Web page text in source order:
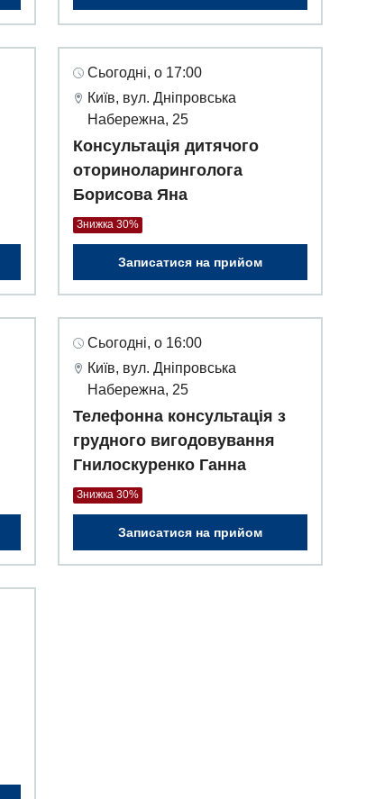
Сьогодні, о 17:00
Київ, вул. Дніпровська
Набережна, 25
Консультація дитячого
оториноларинголога
Борисова Яна
Знижка 30%
Записатися на прийом
Сьогодні, о 16:00
Київ, вул. Дніпровська
Набережна, 25
Телефонна консультація з
грудного вигодовування
Гнилоскуренко Ганна
Знижка 30%
Записатися на прийом